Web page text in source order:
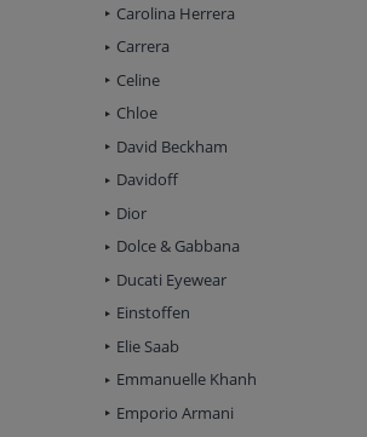
Carolina Herrera
Carrera
Celine
Chloe
David Beckham
Davidoff
Dior
Dolce & Gabbana
Ducati Eyewear
Einstoffen
Elie Saab
Emmanuelle Khanh
Emporio Armani